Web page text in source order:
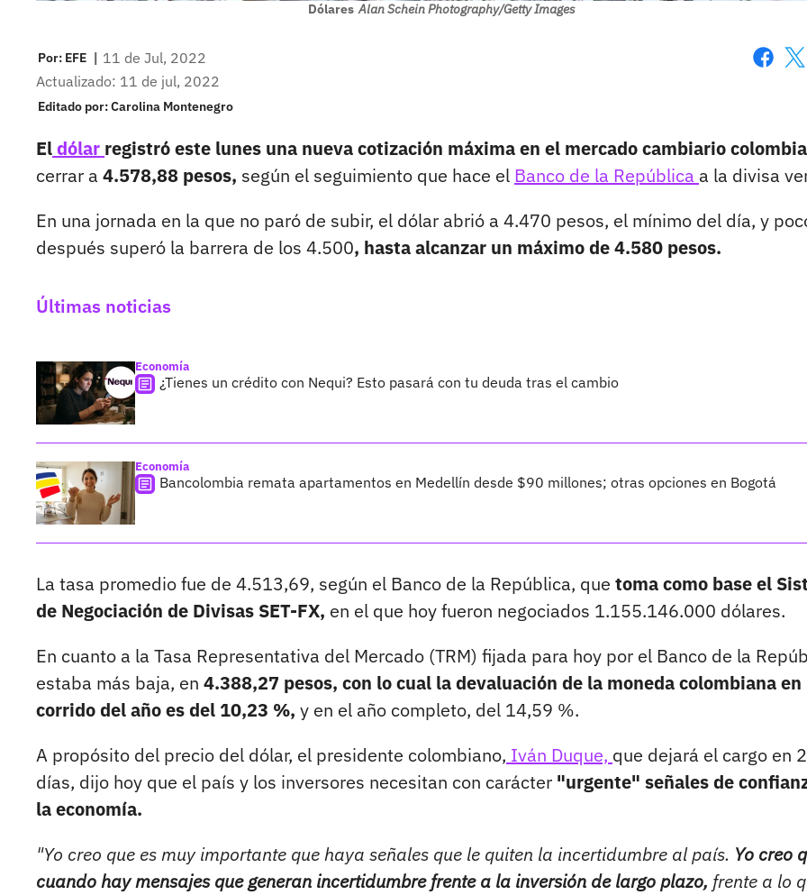
Dólares Alan Schein Photography/Getty Images
Por: EFE | 11 de Jul, 2022
Actualizado: 11 de jul, 2022
Editado por:Carolina Montenegro
Eldólar registró este lunes una nueva cotización máxima en el mercado cambiario
cerrar a 4.578,88 pesos, según el seguimiento que hace el Banco de la República a la divisa
En una jornada en la que no paró de subir, el dólar abrió a 4.470 pesos, el mínimo del día, y
después superó la barrera de los 4.500, hasta alcanzar un máximo de 4.580 pesos.
Últimas noticias
Economía
¿Tienes un crédito con Nequi? Esto pasará con tu deuda tras el cambio
Economía
Bancolombia remata apartamentos en Medellín desde $90 millones; otras opciones en Bogotá
La tasa promedio fue de 4.513,69, según el Banco de la República, que toma como base el
de Negociación de Divisas SET-FX, en el que hoy fueron negociados 1.155.146.000 dólares.
En cuanto a la Tasa Representativa del Mercado (TRM) fijada para hoy por el Banco de la
estaba más baja, en 4.388,27 pesos, con lo cual la devaluación de la moneda colombiana en
corrido del año es del 10,23 %, y en el año completo, del 14,59 %.
A propósito del precio del dólar, el presidente colombiano, Iván Duque, que dejará el cargo en
días, dijo hoy que el país y los inversores necesitan con carácter "urgente" señales de
la economía.
"Yo creo que es muy importante que haya señales que le quiten la incertidumbre al país. Yo creo
cuando hay mensajes que generan incertidumbre frente a la inversión de largo plazo, frente a lo